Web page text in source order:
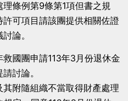
條例第9條第1項但書之規
可項目請該團提供相關佐證
論。
國團申請113年3月份退休金
討論。
附隨組織不當取得財產處理